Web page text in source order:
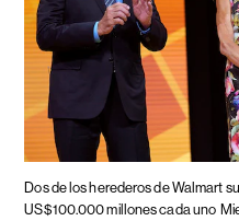
Dos de los herederos de Walmart
US$100.000 millones cada uno